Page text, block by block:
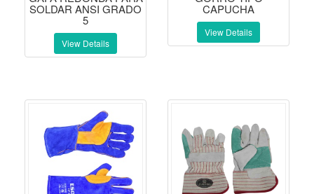
SOLDAR ANSI GRADO
5
View Details
CAPUCHA
View Details